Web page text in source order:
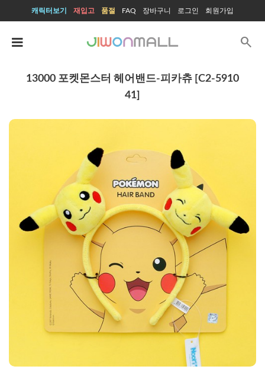
캐릭터보기 재입고 품절 FAQ 장바구니 로그인 회원가입
search
13000 포켓몬스터 헤어밴드-피카츄 [C2-5910
41]